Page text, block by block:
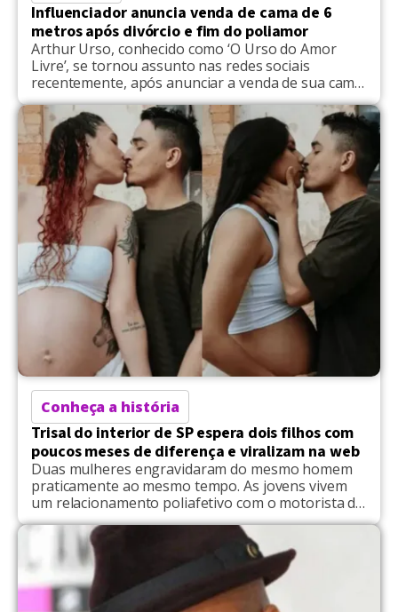
Influenciador anuncia venda de cama de 6
metros após divórcio e fim do poliamor
Arthur Urso, conhecido como ‘O Urso do Amor
Livre’, se tornou assunto nas redes sociais
recentemente, após anunciar a venda de sua cama
de 6 metros, um item emblemático de sua fase
poliamorosa. O móvel, que foi anunciado em uma
plataforma online, chamou a atenção por seu
tamanho incomum. Situada na ‘Mansão do Amor’,
localizada […]
Conheça a história
Trisal do interior de SP espera dois filhos com
poucos meses de diferença e viralizam na web
Duas mulheres engravidaram do mesmo homem
praticamente ao mesmo tempo. As jovens vivem
um relacionamento poliafetivo com o motorista de
aplicativo Philippe Oliveira, de 32 anos. A ajudante
de produção Júlia Bossoni de Oliveira, de 26, e a
auxiliar de logística Thaliny Pereira, de 24, também
deram à luz as suas respectivas filhas com alguns
[…]